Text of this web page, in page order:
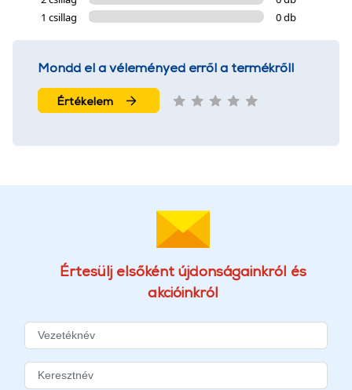
1 csillag
0 db
Mondd el a véleményed erről a termékről!
Értékelem
Értesülj elsőként újdonságainkról és
akcióinkról